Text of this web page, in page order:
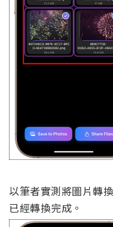
以筆者實測將圖片轉
已經轉換完成。